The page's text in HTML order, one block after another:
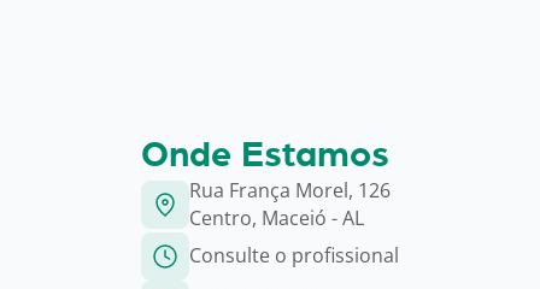
Onde Estamos
Rua França Morel, 126
Centro, Maceió - AL
Consulte o profissional